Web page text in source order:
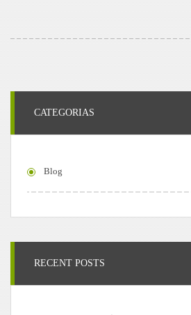
CATEGORIAS
Blog
RECENT POSTS